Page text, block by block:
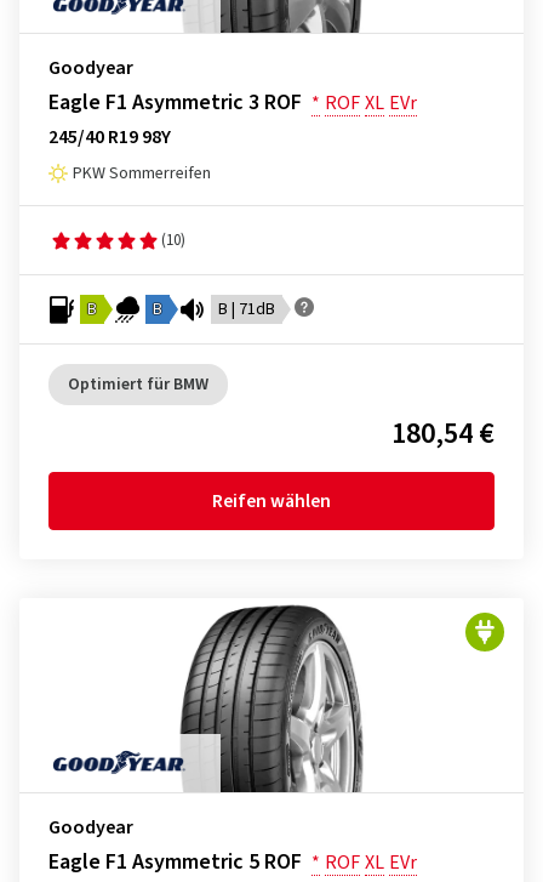
Goodyear
Eagle F1 Asymmetric 3 ROF * ROFXL EVr
245/40 R19 98Y
PKW Sommerreifen
(10)
B B B | 71dB
Optimiert für BMW
180,54 €
Reifen wählen
Goodyear
Eagle F1 Asymmetric 5 ROF * ROFXL EVr